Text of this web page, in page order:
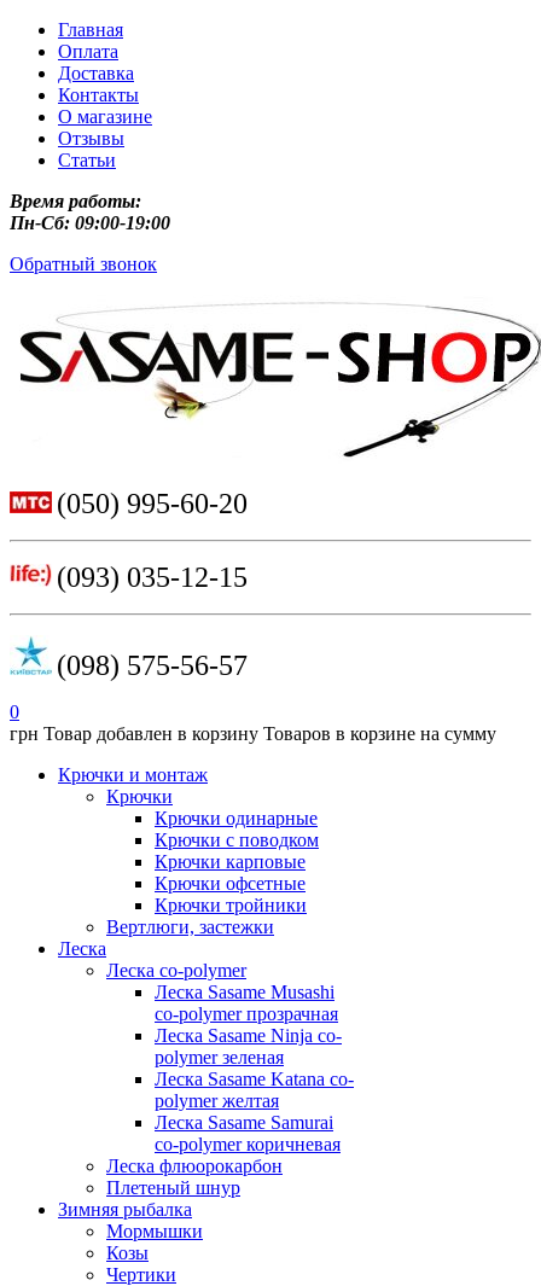
Главная
Оплата
Доставка
Контакты
О магазине
Отзывы
Статьи
Время работы:
Пн-Сб: 09:00-19:00
Обратный звонок
(050) 995-60-20
(093) 035-12-15
(098) 575-56-57
0
грн Товар добавлен в корзину Товаров в корзине на сумму
Крючки и монтаж
Крючки
Крючки одинарные
Крючки с поводком
Крючки карповые
Крючки офсетные
Крючки тройники
Вертлюги, застежки
Леска
Леска co-polymer
Леска Sasame Musashi
co-polymer прозрачная
Леска Sasame Ninja co-
polymer зеленая
Леска Sasame Katana co-
polymer желтая
Леска Sasame Samurai
co-polymer коричневая
Леска флюорокарбон
Плетеный шнур
Зимняя рыбалка
Мормышки
Козы
Чертики